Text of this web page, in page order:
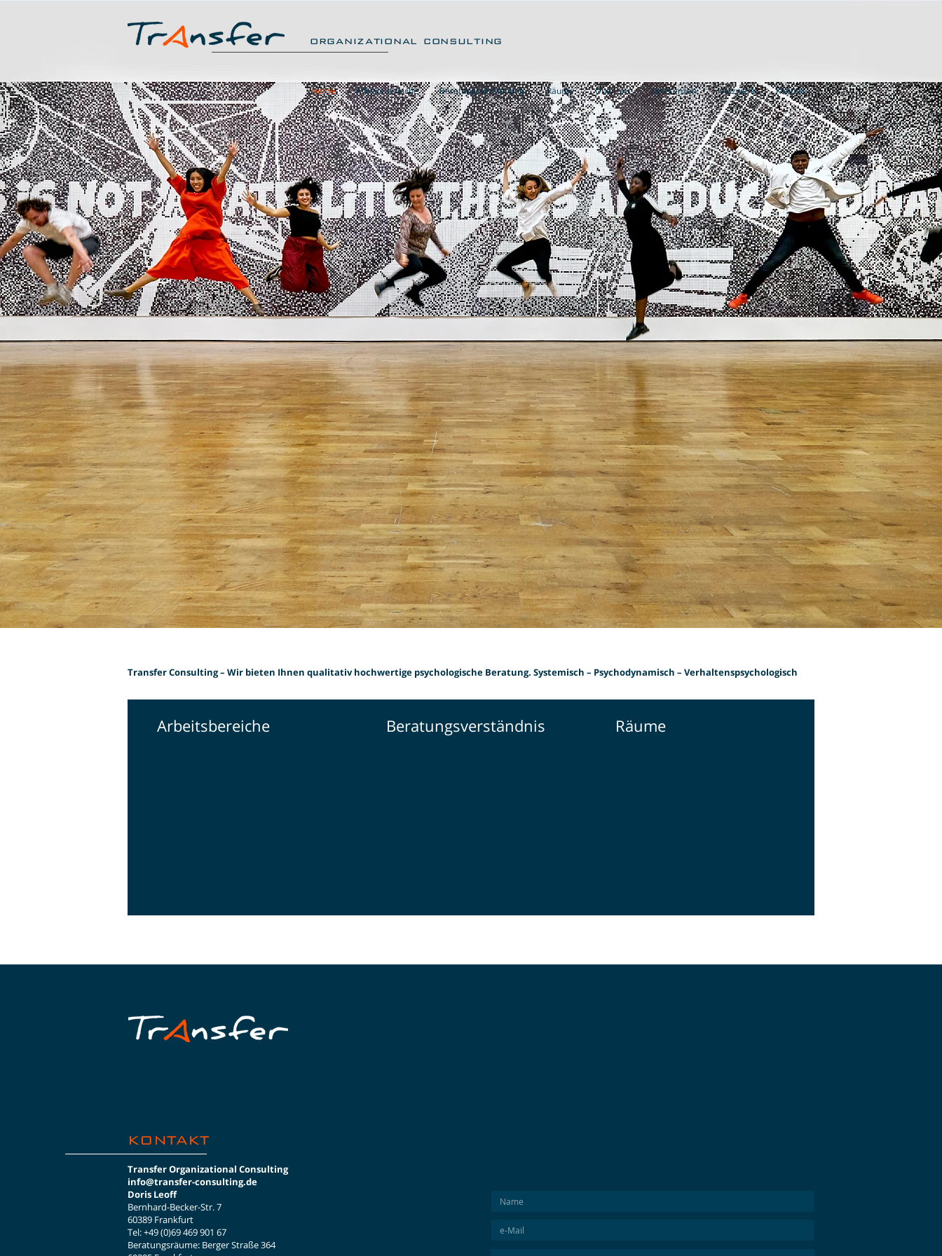
organizational consulting
Home Arbeitsbereiche Beratungsverständnis Räume Über uns Referenzen Netzwerk Kontakt
Transfer Consulting – Wir bieten Ihnen qualitativ hochwertige psychologische Beratung. Systemisch – Psychodynamisch – Verhaltenspsychologisch
Arbeitsbereiche Beratungsverständnis Räume
KONTAKT
TransferOrganizational Consulting
info@transfer-consulting.de
Doris Leoff
Bernhard-Becker-Str. 7
60389 Frankfurt
Tel: +49 (0)69 469 901 67
Beratungsräume: Berger Straße 364